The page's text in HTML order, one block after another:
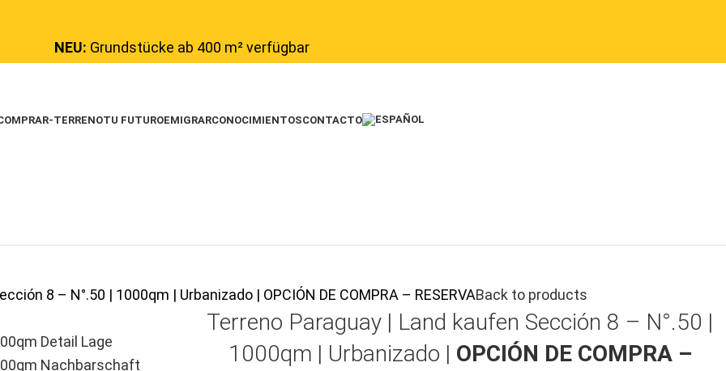
NEU: Grundstücke ab 400 m² verfügbar
TERRENOTU FUTUROEMIGRARCONOCIMIENTOSCONTACTO
8 – N°.50 | 1000qm | Urbanizado | OPCIÓN DE COMPRA – RESERVABack to products
Terreno Paraguay | Land kaufen Sección 8 – N°.50 |
1000qm | Urbanizado | OPCIÓN DE COMPRA –